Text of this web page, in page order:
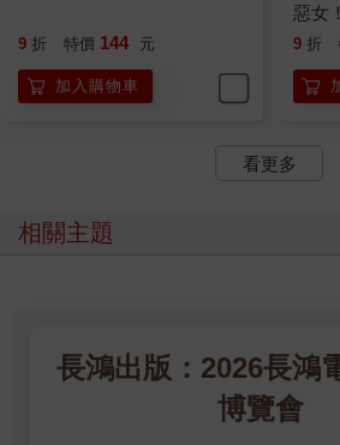
9 折 特價 144 元
加入購物車
惡女！
9 折
看更多
相關主題
長鴻出版：2026長鴻
博覽會